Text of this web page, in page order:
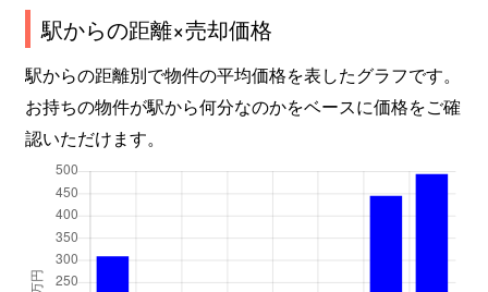
駅からの距離×売却価格
駅からの距離別で物件の平均価格を表したグラフです。
お持ちの物件が駅から何分なのかをベースに価格をご確
認いただけます。